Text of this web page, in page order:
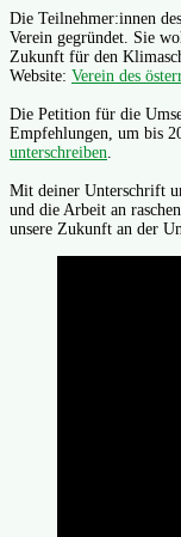
Die Teilnehmer:innen
Verein gegründet. Sie
Zukunft für den
Website: Verein des
Die Petition für die
Empfehlungen, um bis
unterschreiben
Mit deiner Unterschrift
und die Arbeit an
unsere Zukunft an der